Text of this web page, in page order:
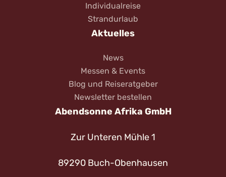
Individualreise
Strandurlaub
Aktuelles
News
Messen & Events
Blog und Reiseratgeber
Newsletter bestellen
Abendsonne Afrika GmbH
Zur Unteren Mühle 1
89290 Buch-Obenhausen